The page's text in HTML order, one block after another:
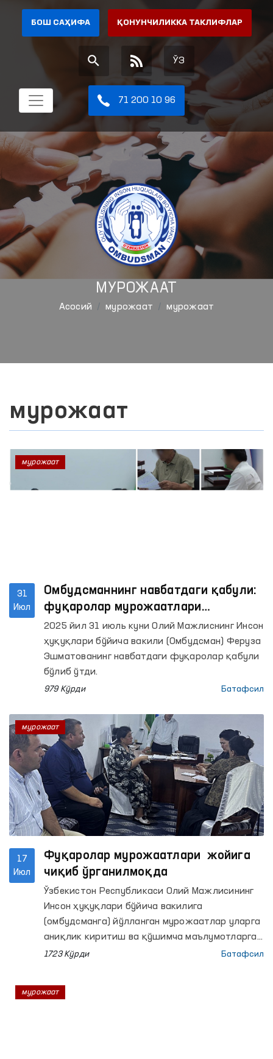
БОШ САҲИФА ҚОНУНЧИЛИККА ТАКЛИФЛАР
ЎЗ
71 200 10 96
МУРОЖААТ
Aсосий мурожаат мурожаат
мурожаат
31
Июл
Омбудсманнинг навбатдаги қабули:
фуқаролар мурожаатлари
тингланди
2025 йил 31 июль куни Олий Мажлиснинг Инсон
ҳуқуқлари бўйича вакили (Омбудсман) Феруза
Эшматованинг навбатдаги фуқаролар қабули
бўлиб ўтди.
979 Кўрди Батафсил
мурожаат
17
Июл
Фуқаролар мурожаатлари жойига
чиқиб ўрганилмоқда
Ўзбекистон Республикаси Олий Мажлисининг
Инсон ҳуқуқлари бўйича вакилига
(омбудсманга) йўлланган мурожаатлар уларга
аниқлик киритиш ва қўшимча маълумотларга
эга бўлиш мақсадида унинг ҳудудлардаги
1723 Кўрди Батафсил
мурожаат
мурожаат